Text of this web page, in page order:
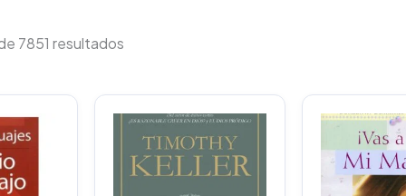
7851 resultados